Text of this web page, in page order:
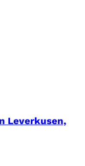
Leverkusen,